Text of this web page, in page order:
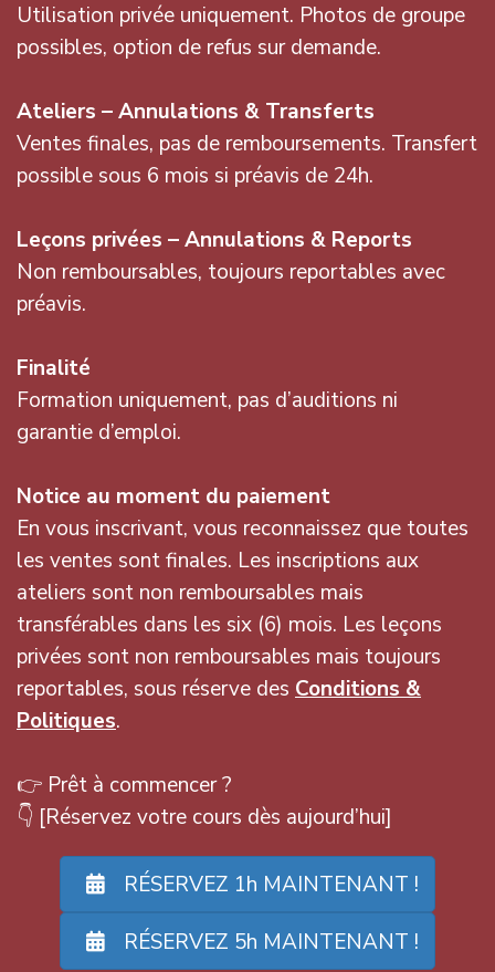
Utilisation privée uniquement. Photos de groupe
possibles, option de refus sur demande.
Ateliers – Annulations & Transferts
Ventes finales, pas de remboursements. Transfert
possible sous 6 mois si préavis de 24h.
Leçons privées – Annulations & Reports
Non remboursables, toujours reportables avec
préavis.
Finalité
Formation uniquement, pas d’auditions ni
garantie d’emploi.
Notice au moment du paiement
En vous inscrivant, vous reconnaissez que toutes
les ventes sont finales. Les inscriptions aux
ateliers sont non remboursables mais
transférables dans les six (6) mois. Les leçons
privées sont non remboursables mais toujours
reportables, sous réserve des Conditions &
Politiques.
👉 Prêt à commencer ?
👇 [Réservez votre cours dès aujourd’hui]
RÉSERVEZ 1h MAINTENANT !
RÉSERVEZ 5h MAINTENANT !